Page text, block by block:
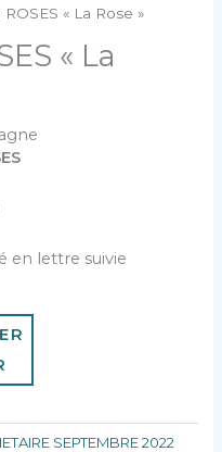
« La Rose »
« La
en lettre suivie
SEPTEMBRE 2022